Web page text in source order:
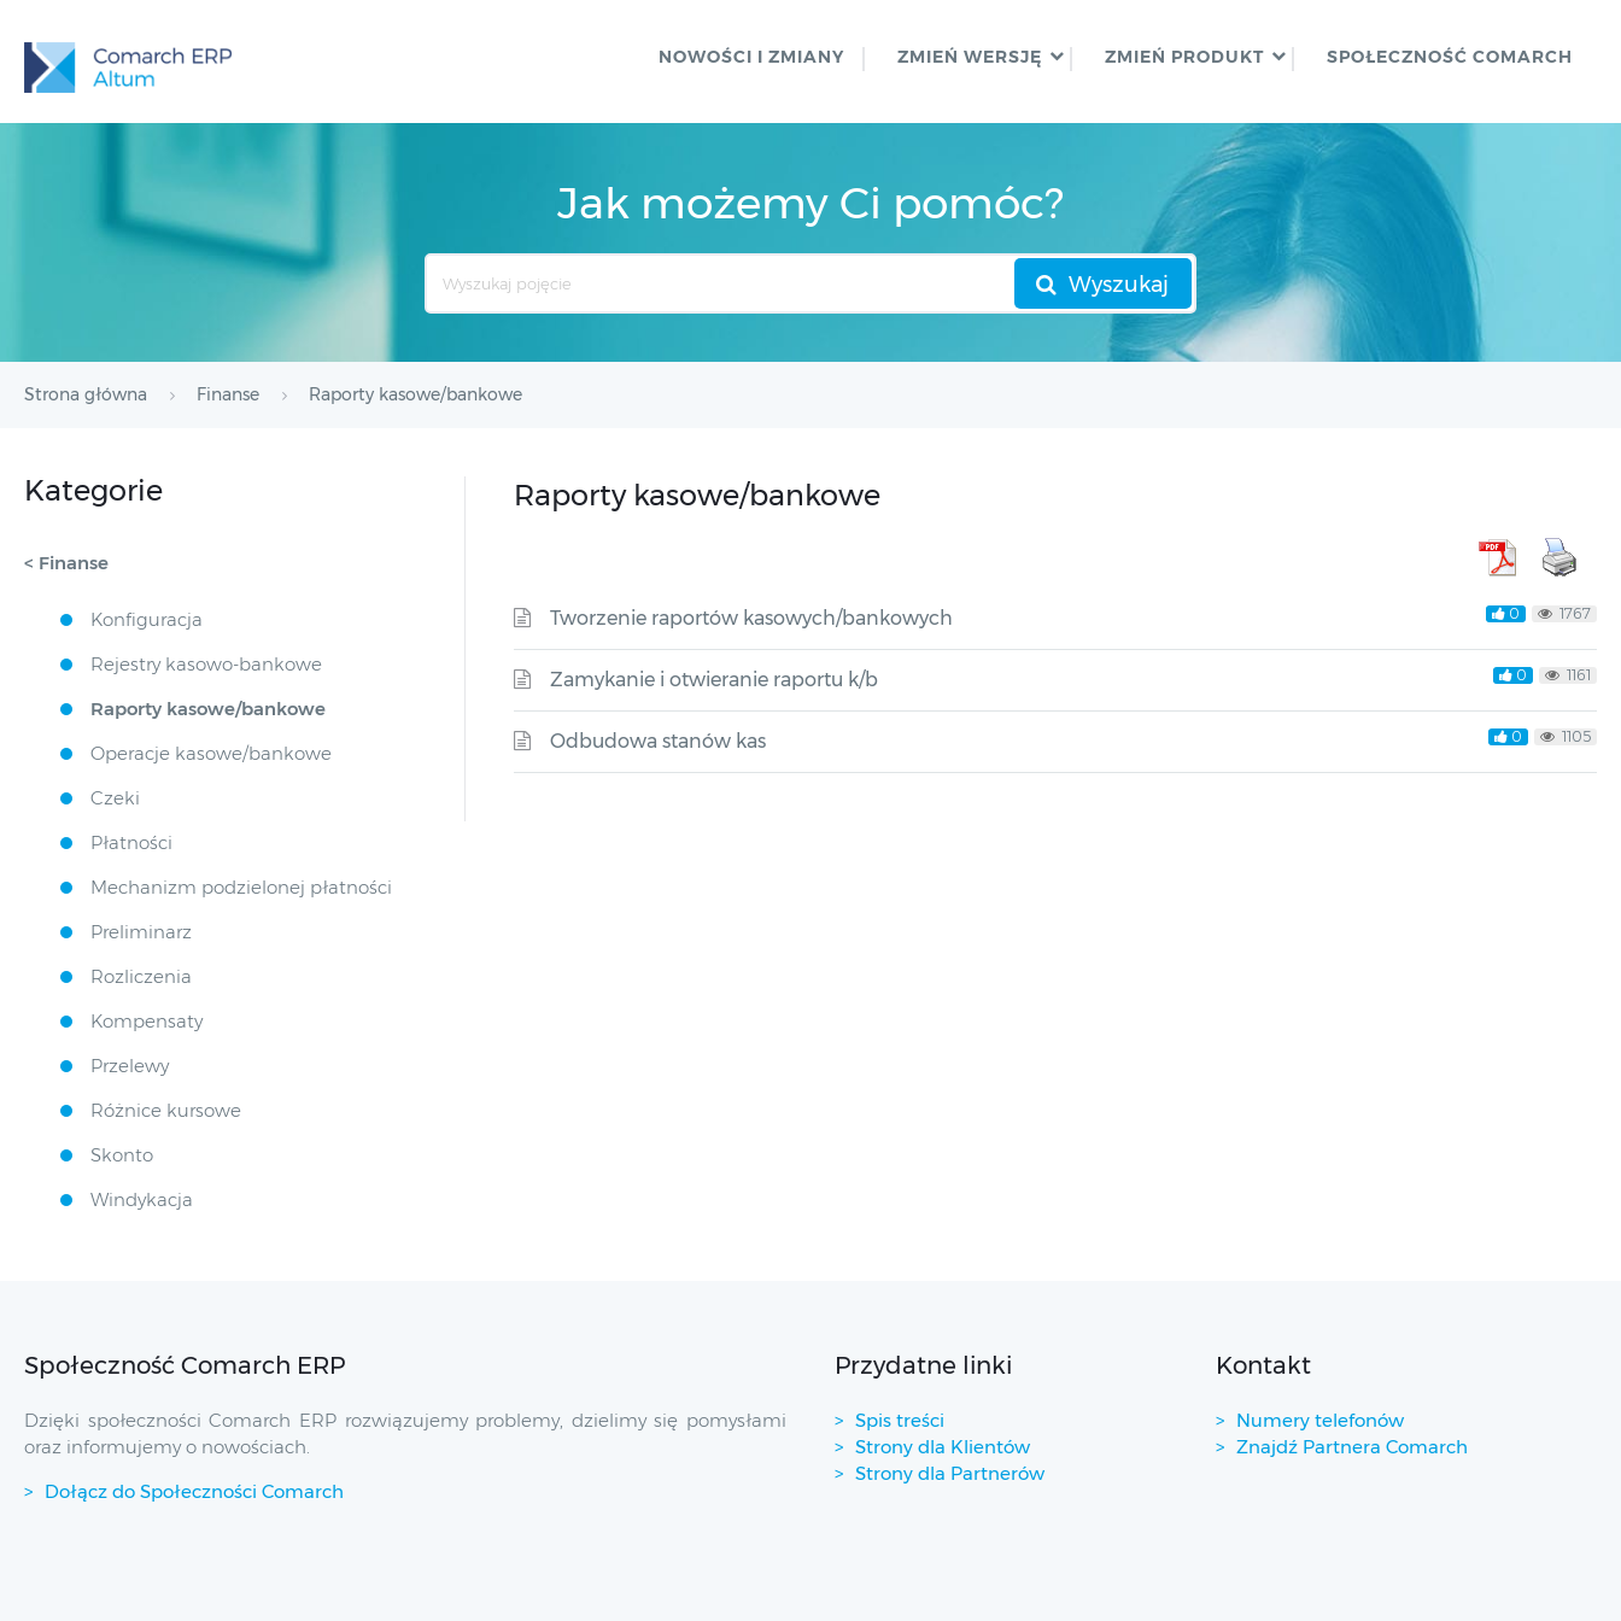
NOWOŚCI I ZMIANY ZMIEŃ WERSJĘ ZMIEŃ PRODUKT SPOŁECZNOŚĆ COMARCH
Jak możemy Ci pomóc?
Wyszukaj
Strona główna Finanse Raporty kasowe/bankowe
Raporty kasowe/bankowe
Tworzenie raportów kasowych/bankowych 0 1767
Zamykanie i otwieranie raportu k/b 0 1161
Odbudowa stanów kas 0 1105
Kategorie
< Finanse
Konfiguracja
Rejestry kasowo-bankowe
Raporty kasowe/bankowe
Operacje kasowe/bankowe
Czeki
Płatności
Mechanizm podzielonej płatności
Preliminarz
Rozliczenia
Kompensaty
Przelewy
Różnice kursowe
Skonto
Windykacja
Społeczność Comarch ERP
Dzięki społeczności Comarch ERP rozwiązujemy problemy, dzielimy się pomysłami
oraz informujemy o nowościach.
Dołącz do Społeczności Comarch
Przydatne linki
Spis treści
Strony dla Klientów
Strony dla Partnerów
Kontakt
Numery telefonów
Znajdź Partnera Comarch